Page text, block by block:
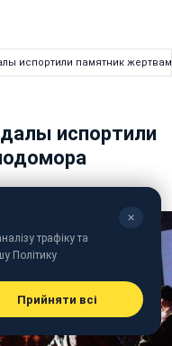
испортили памятник
испортили
✕
трафіку та
Політику
Прийняти всі